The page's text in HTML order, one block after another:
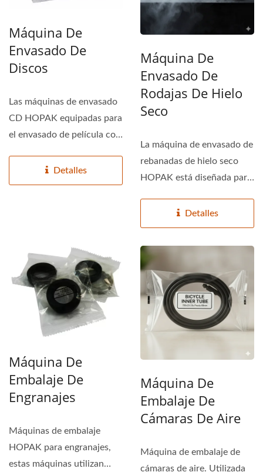
Máquina De
Envasado De
Discos
Las máquinas de envasado
CD HOPAK equipadas para
el envasado de película con
Detalles
Máquina De
Envasado De
Rodajas De Hielo
Seco
La máquina de envasado de
rebanadas de hielo seco
HOPAK está diseñada para
Detalles
Máquina De
Embalaje De
Engranajes
Máquinas de embalaje
HOPAK para engranajes,
estas máquinas utilizan
Máquina De
Embalaje De
Cámaras De Aire
Máquina de embalaje de
cámaras de aire. Utilizada